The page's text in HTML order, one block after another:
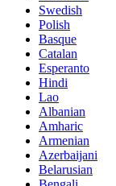
Swedish
Polish
Basque
Catalan
Esperanto
Hindi
Lao
Albanian
Amharic
Armenian
Azerbaijani
Belarusian